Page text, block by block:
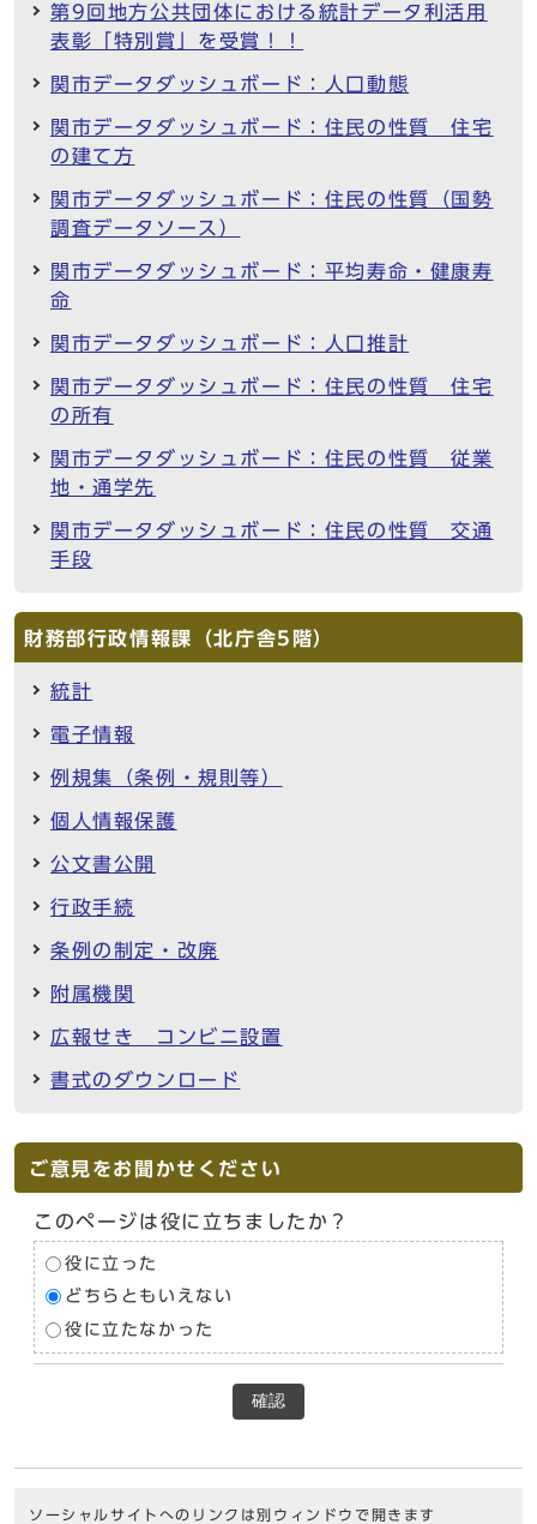
第9回地方公共団体における統計データ利活用
表彰「特別賞」を受賞！！
関市データダッシュボード：人口動態
関市データダッシュボード：住民の性質 住宅
の建て方
関市データダッシュボード：住民の性質（国勢
調査データソース）
関市データダッシュボード：平均寿命・健康寿
命
関市データダッシュボード：人口推計
関市データダッシュボード：住民の性質 住宅
の所有
関市データダッシュボード：住民の性質 従業
地・通学先
関市データダッシュボード：住民の性質 交通
手段
財務部行政情報課（北庁舎5階）
統計
電子情報
例規集（条例・規則等）
個人情報保護
公文書公開
行政手続
条例の制定・改廃
附属機関
広報せき コンビニ設置
書式のダウンロード
ご意見をお聞かせください
このページは役に立ちましたか？
役に立った
どちらともいえない
役に立たなかった
確認
ソーシャルサイトへのリンクは別ウィンドウで開きます